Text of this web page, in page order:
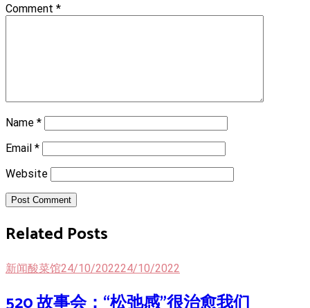
Comment *
Name *
Email *
Website
Post Comment
Related Posts
新闻酸菜馆24/10/202224/10/2022